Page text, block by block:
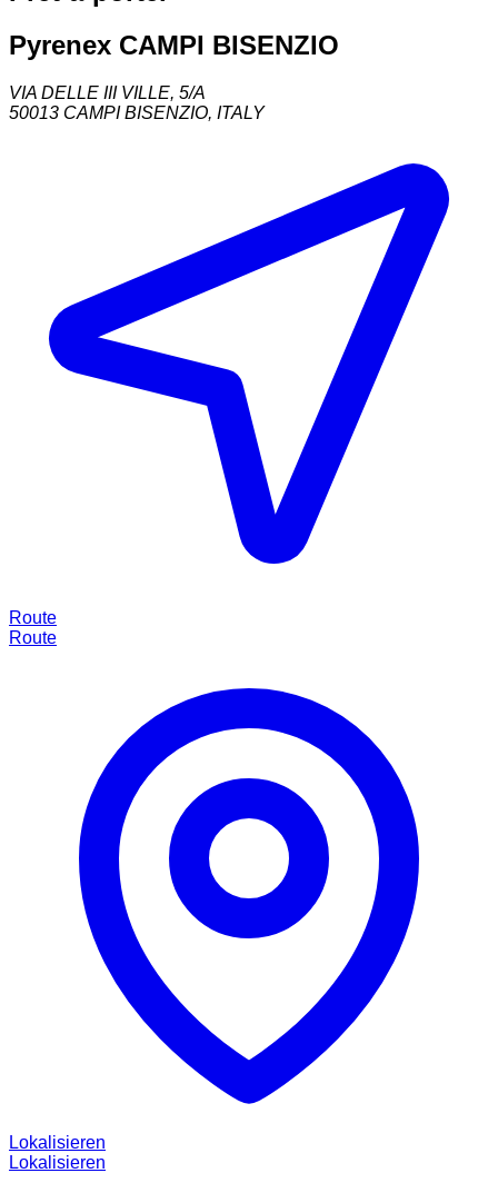
Pyrenex CAMPI BISENZIO
VIA DELLE III VILLE, 5/A
50013 CAMPI BISENZIO, ITALY
Route
Route
Lokalisieren
Lokalisieren